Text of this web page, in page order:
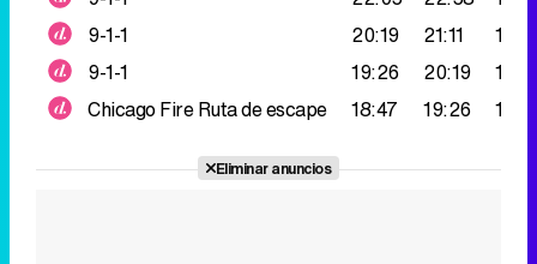
9-1-1
20:19 21:11
9-1-1
19:26 20:19
Chicago FireRuta de escape 18:47 19:26
Eliminar anuncios